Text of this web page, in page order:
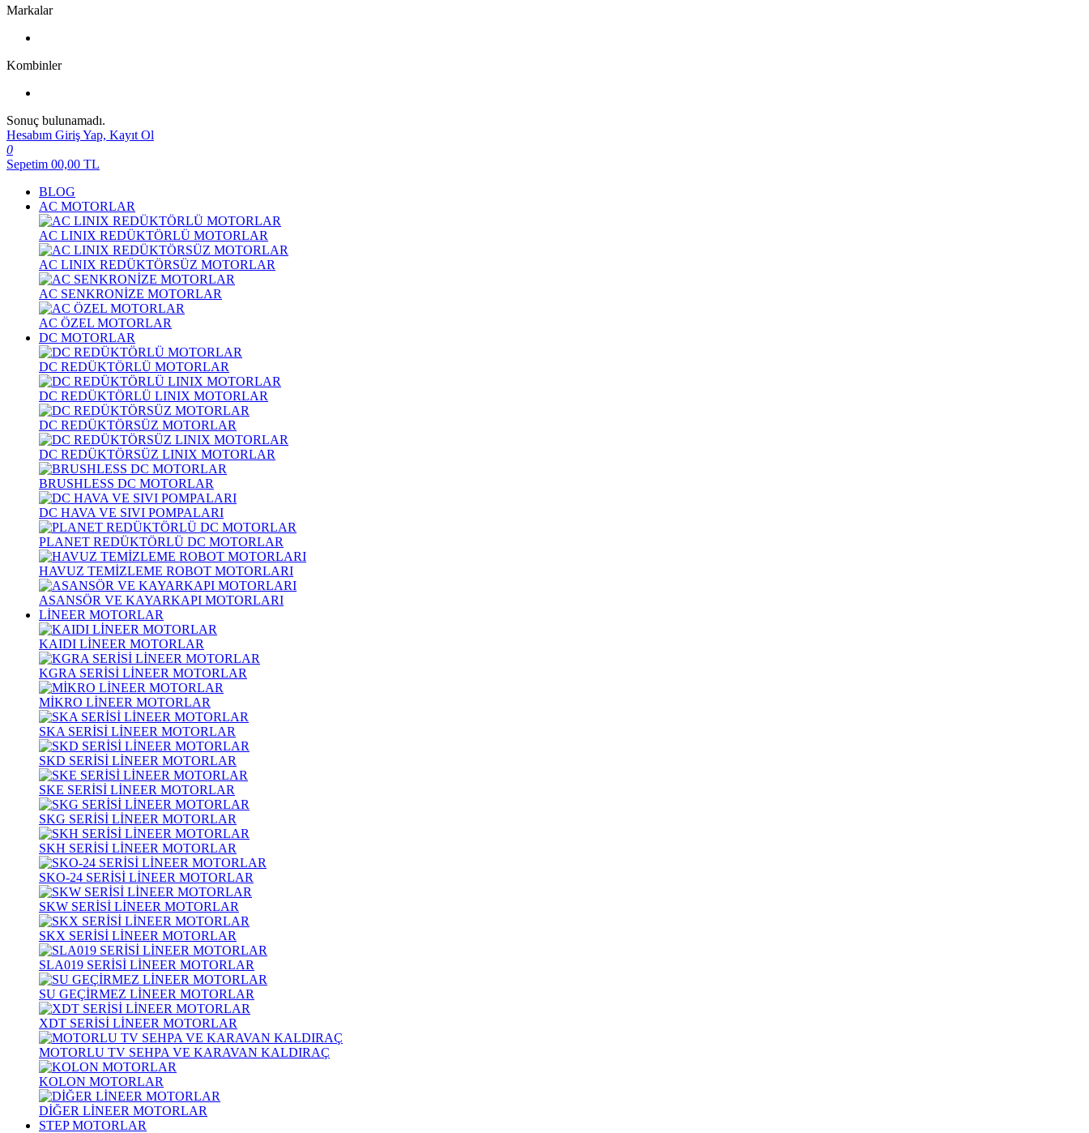
Markalar
Kombinler
Sonuç bulunamadı.
Hesabım Giriş Yap, Kayıt Ol
0
Sepetim 00,00 TL
BLOG
AC MOTORLAR
AC LINIX REDÜKTÖRLÜ MOTORLAR
AC LINIX REDÜKTÖRSÜZ MOTORLAR
AC SENKRONİZE MOTORLAR
AC ÖZEL MOTORLAR
DC MOTORLAR
DC REDÜKTÖRLÜ MOTORLAR
DC REDÜKTÖRLÜ LINIX MOTORLAR
DC REDÜKTÖRSÜZ MOTORLAR
DC REDÜKTÖRSÜZ LINIX MOTORLAR
BRUSHLESS DC MOTORLAR
DC HAVA VE SIVI POMPALARI
PLANET REDÜKTÖRLÜ DC MOTORLAR
HAVUZ TEMİZLEME ROBOT MOTORLARI
ASANSÖR VE KAYARKAPI MOTORLARI
LİNEER MOTORLAR
KAIDI LİNEER MOTORLAR
KGRA SERİSİ LİNEER MOTORLAR
MİKRO LİNEER MOTORLAR
SKA SERİSİ LİNEER MOTORLAR
SKD SERİSİ LİNEER MOTORLAR
SKE SERİSİ LİNEER MOTORLAR
SKG SERİSİ LİNEER MOTORLAR
SKH SERİSİ LİNEER MOTORLAR
SKO-24 SERİSİ LİNEER MOTORLAR
SKW SERİSİ LİNEER MOTORLAR
SKX SERİSİ LİNEER MOTORLAR
SLA019 SERİSİ LİNEER MOTORLAR
SU GEÇİRMEZ LİNEER MOTORLAR
XDT SERİSİ LİNEER MOTORLAR
MOTORLU TV SEHPA VE KARAVAN KALDIRAÇ
KOLON MOTORLAR
DİĞER LİNEER MOTORLAR
STEP MOTORLAR